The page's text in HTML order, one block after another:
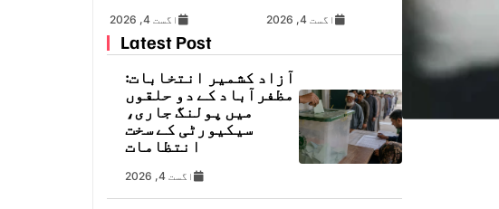
اگست 4, 2026 اگست 4, 2026
Latest Post
آزاد کشمیر انتخابات:
مظفرآباد کے دو حلقوں
میں پولنگ جاری،
سیکیورٹی کے سخت
انتظامات
اگست 4, 2026